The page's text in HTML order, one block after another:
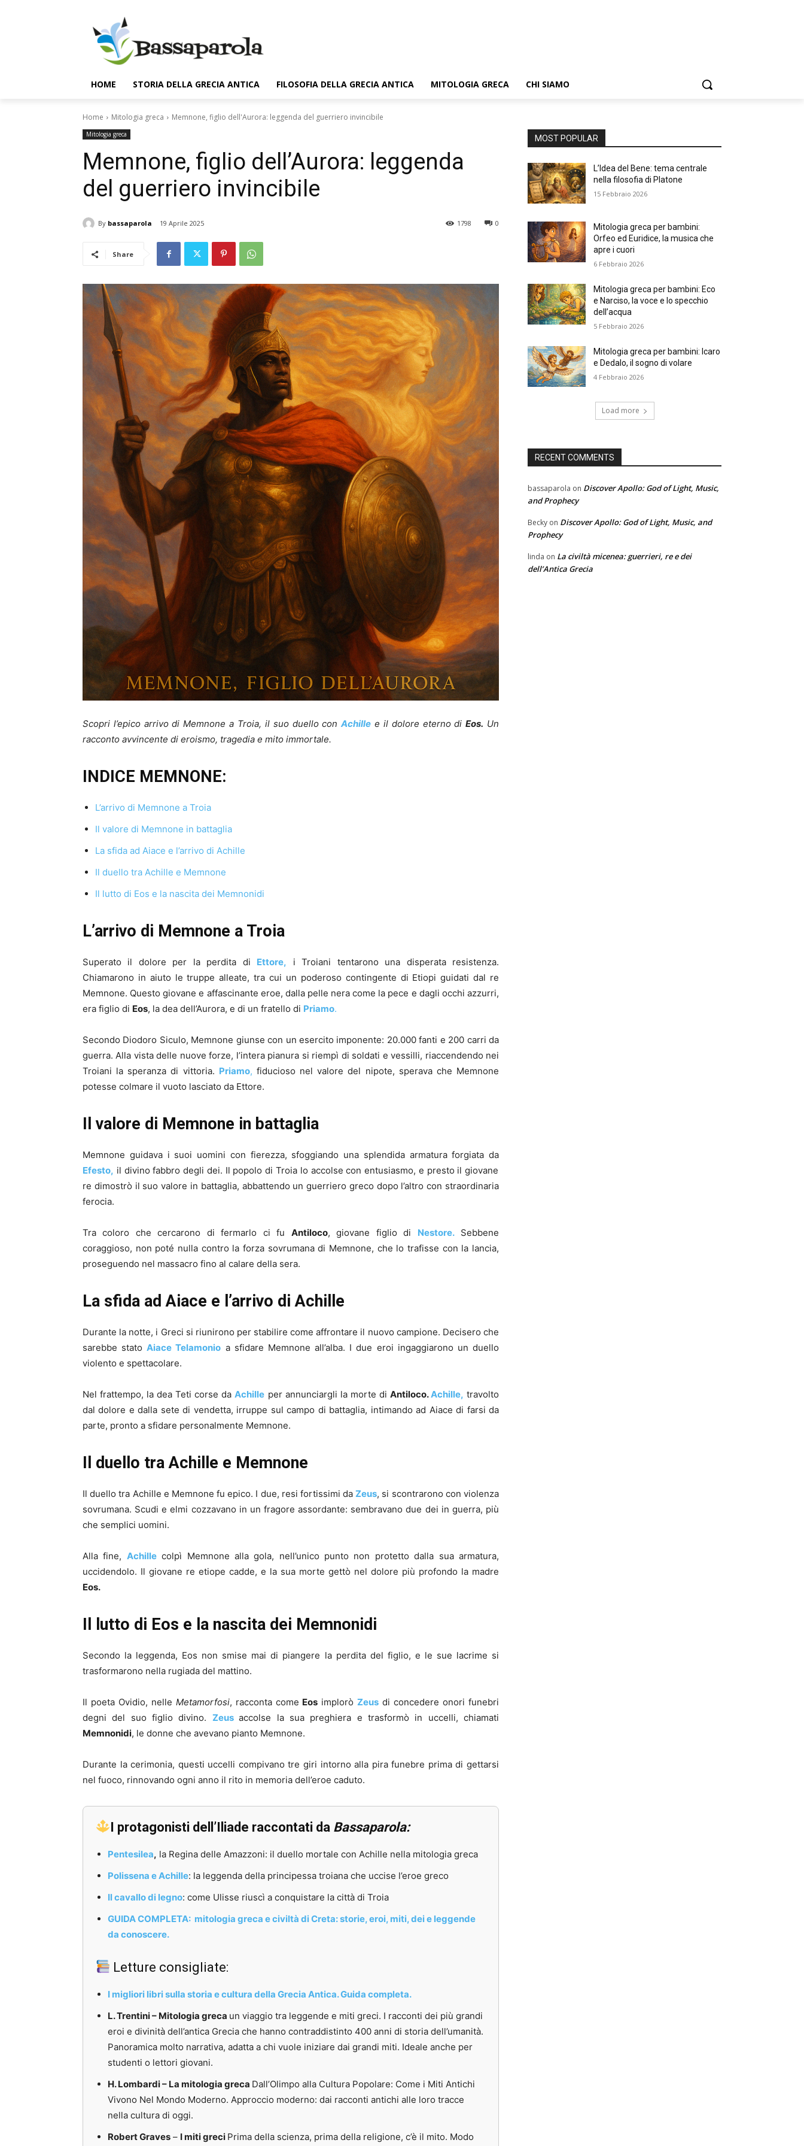
HOME STORIA DELLA GRECIA ANTICA FILOSOFIA DELLA GRECIA ANTICA MITOLOGIA GRECA CHI SIAMO
Home Mitologia greca Memnone, figlio dell'Aurora: leggenda del guerriero invincibile
Mitologia greca
Memnone, figlio dell’Aurora: leggenda
del guerriero invincibile
By bassaparola 19 Aprile 2025 0
1798
Share
Scopri l’epico arrivo di Memnone a Troia, il suo duello conAchille e il dolore eterno diEos. Un
racconto avvincente di eroismo, tragedia e mito immortale.
INDICE MEMNONE:
L’arrivo di Memnone a Troia
Il valore di Memnone in battaglia
La sfida ad Aiace e l’arrivo di Achille
Il duello tra Achille e Memnone
Il lutto di Eos e la nascita dei Memnonidi
L’arrivo di Memnone a Troia
Superato il dolore per la perdita di Ettore, i Troiani tentarono una disperata resistenza.
Chiamarono in aiuto le truppe alleate, tra cui un poderoso contingente di Etiopi guidati dal re
Memnone. Questo giovane e affascinante eroe, dalla pelle nera come la pece e dagli occhi azzurri,
era figlio di Eos, la dea dell’Aurora, e di un fratello di Priamo.
Secondo Diodoro Siculo, Memnone giunse con un esercito imponente: 20.000 fanti e 200 carri da
guerra. Alla vista delle nuove forze, l’intera pianura si riempì di soldati e vessilli, riaccendendo nei
Troiani la speranza di vittoria. Priamo, fiducioso nel valore del nipote, sperava che Memnone
potesse colmare il vuoto lasciato da Ettore.
Il valore di Memnone in battaglia
Memnone guidava i suoi uomini con fierezza, sfoggiando una splendida armatura forgiata da
Efesto, il divino fabbro degli dei. Il popolo di Troia lo accolse con entusiasmo, e presto il giovane
re dimostrò il suo valore in battaglia, abbattendo un guerriero greco dopo l’altro con straordinaria
ferocia.
Tra coloro che cercarono di fermarlo ci fu Antiloco, giovane figlio di Nestore.Sebbene
coraggioso, non poté nulla contro la forza sovrumana di Memnone, che lo trafisse con la lancia,
proseguendo nel massacro fino al calare della sera.
La sfida ad Aiace e l’arrivo di Achille
Durante la notte, i Greci si riunirono per stabilire come affrontare il nuovo campione. Decisero che
sarebbe statoAiace Telamonio a sfidare Memnone all’alba. I due eroi ingaggiarono un duello
violento e spettacolare.
Nel frattempo, la dea Teti corse daAchille per annunciargli la morte di Antiloco.Achille, travolto
dal dolore e dalla sete di vendetta, irruppe sul campo di battaglia, intimando ad Aiace di farsi da
parte, pronto a sfidare personalmente Memnone.
Il duello tra Achille e Memnone
Il duello tra Achille e Memnone fu epico. I due, resi fortissimi daZeus, si scontrarono con violenza
sovrumana. Scudi e elmi cozzavano in un fragore assordante: sembravano due dei in guerra, più
che semplici uomini.
Alla fine, Achille colpì Memnone alla gola, nell’unico punto non protetto dalla sua armatura,
uccidendolo. Il giovane re etiope cadde, e la sua morte gettò nel dolore più profondo la madre
Eos.
Il lutto di Eos e la nascita dei Memnonidi
Secondo la leggenda, Eos non smise mai di piangere la perdita del figlio, e le sue lacrime si
trasformarono nella rugiada del mattino.
Il poeta Ovidio, nelle Metamorfosi, racconta come Eos imploròZeus di concedere onori funebri
degni del suo figlio divino. Zeus accolse la sua preghiera e trasformò in uccelli, chiamati
Memnonidi, le donne che avevano pianto Memnone.
Durante la cerimonia, questi uccelli compivano tre giri intorno alla pira funebre prima di gettarsi
nel fuoco, rinnovando ogni anno il rito in memoria dell’eroe caduto.
I protagonisti dell’Iliade raccontati da Bassaparola:
Pentesilea, la Regina delle Amazzoni: il duello mortale con Achille nella mitologia greca
Polissena e Achille: la leggenda della principessa troiana che uccise l’eroe greco
Il cavallo di legno: come Ulisse riuscì a conquistare la città di Troia
GUIDA COMPLETA: mitologia greca e civiltà di Creta: storie, eroi, miti, dei e leggende
da conoscere.
Letture consigliate:
I migliori libri sulla storia e cultura della Grecia Antica. Guida completa.
L. Trentini – Mitologia greca un viaggio tra leggende e miti greci. I racconti dei più grandi
eroi e divinità dell’antica Grecia che hanno contraddistinto 400 anni di storia dell’umanità.
Panoramica molto narrativa, adatta a chi vuole iniziare dai grandi miti. Ideale anche per
studenti o lettori giovani.
H. Lombardi – La mitologia greca Dall’Olimpo alla Cultura Popolare: Come i Miti Antichi
Vivono Nel Mondo Moderno. Approccio moderno: dai racconti antichi alle loro tracce
nella cultura di oggi.
Robert Graves – I miti greci Prima della scienza, prima della religione, c’è il mito. Modo
MOST POPULAR
L’Idea del Bene: tema centrale
nella filosofia di Platone
15 Febbraio 2026
Mitologia greca per bambini:
Orfeo ed Euridice, la musica che
apre i cuori
6 Febbraio 2026
Mitologia greca per bambini: Eco
e Narciso, la voce e lo specchio
dell’acqua
5 Febbraio 2026
Mitologia greca per bambini: Icaro
e Dedalo, il sogno di volare
4 Febbraio 2026
Load more
RECENT COMMENTS
bassaparola on Discover Apollo: God of Light, Music,
and Prophecy
Becky on Discover Apollo: God of Light, Music, and
Prophecy
linda on La civiltà micenea: guerrieri, re e dei
dell’Antica Grecia